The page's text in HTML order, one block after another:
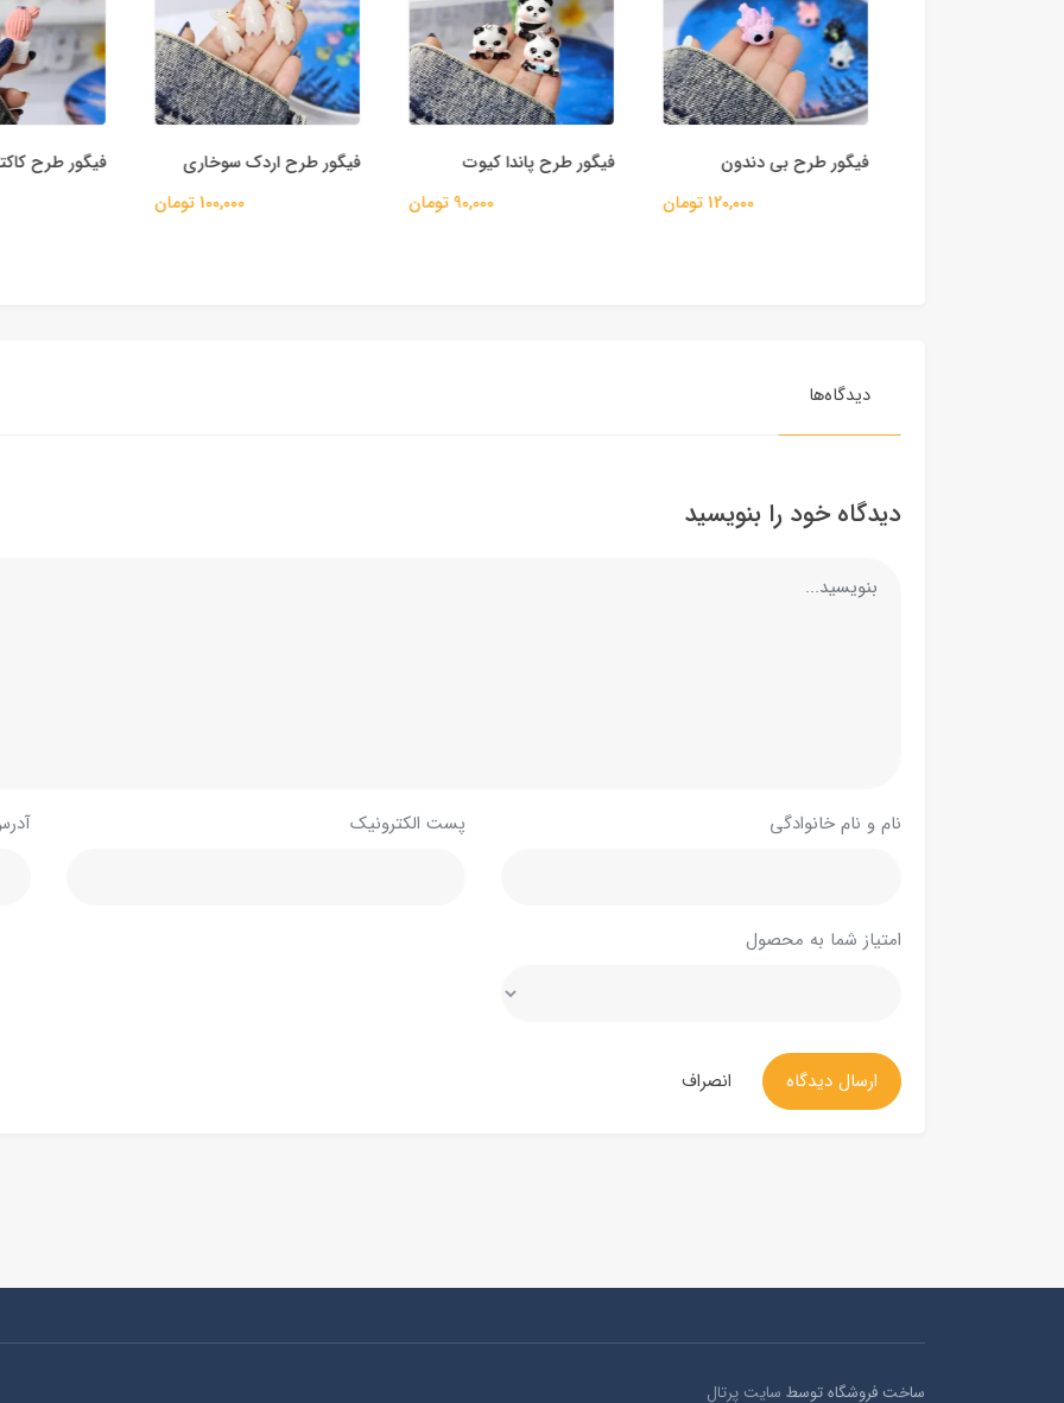
فیگور طرح بی دندون
120,000 تومان
فیگور طرح پاندا کیوت
90,000 تومان
فیگور طرح اردک سوخاری
100,000 تومان
فیگور طرح
دیدگاه‌ها
دیدگاه خود را بنویسید
نام و نام خانوادگی پست الکترونیک
امتیاز شما به محصول
ارسال دیدگاه انصراف
ساخت فروشگاه توسط سایت پرتال